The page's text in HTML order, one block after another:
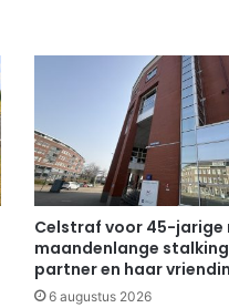
Celstraf voor 45-jarige
maandenlange
partner en haar vriendin
6 augustus 2026